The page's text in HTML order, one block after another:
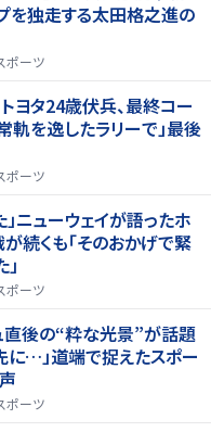
を独走する太田格之進の
ポーツ
ヨタ24歳伏兵、最終コー
軌を逸したラリーで」最後
ポーツ
ニューウェイが語ったホ
続くも「そのおかげで緊
ポーツ
直後の“粋な光景”が話題
に…」道端で捉えたスポー
ポーツ